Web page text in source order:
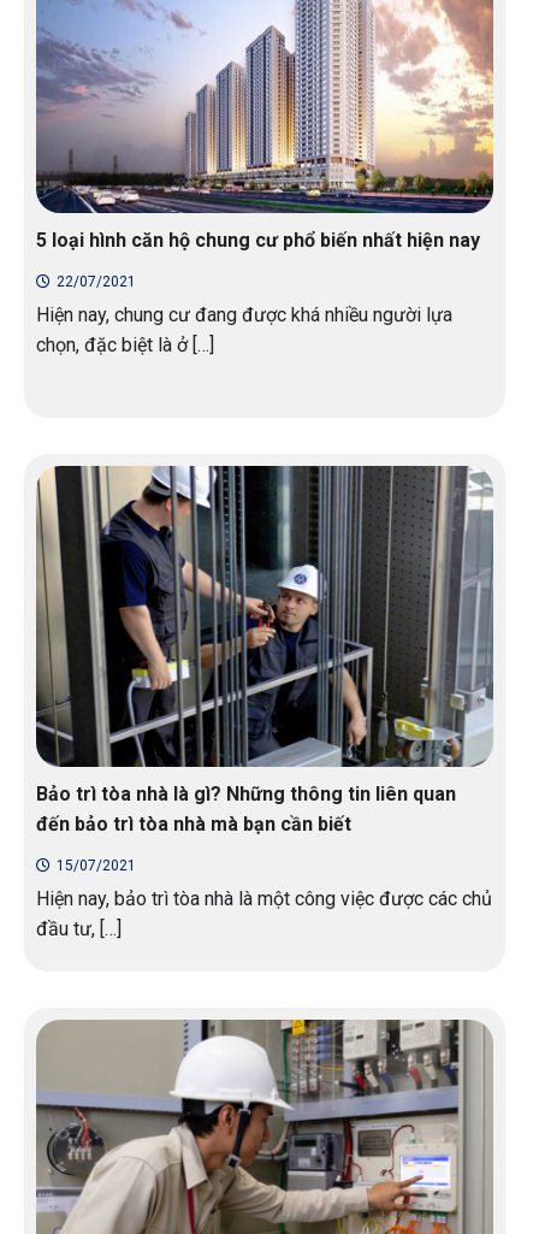
5 loại hình căn hộ chung cư phổ biến nhất hiện nay
22/07/2021
Hiện nay, chung cư đang được khá nhiều người lựa
chọn, đặc biệt là ở […]
Bảo trì tòa nhà là gì? Những thông tin liên quan
đến bảo trì tòa nhà mà bạn cần biết
15/07/2021
Hiện nay, bảo trì tòa nhà là một công việc được các chủ
đầu tư, […]